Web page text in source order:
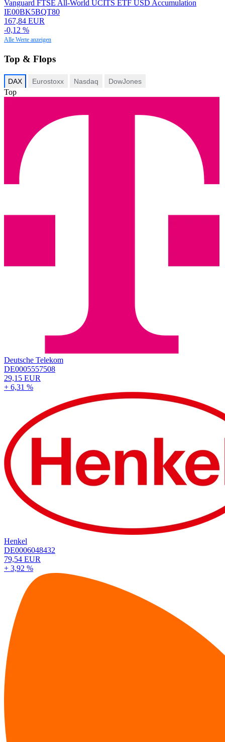
Vanguard FTSE All-World UCITS ETF USD Accumulation
IE00BK5BQT80
167,84 EUR
-0,12 %
Alle Werte anzeigen
Top & Flops
DAX Eurostoxx Nasdaq DowJones
Top
Deutsche Telekom
DE0005557508
29,15 EUR
+ 6,31 %
Henkel
DE0006048432
79,54 EUR
+ 3,92 %